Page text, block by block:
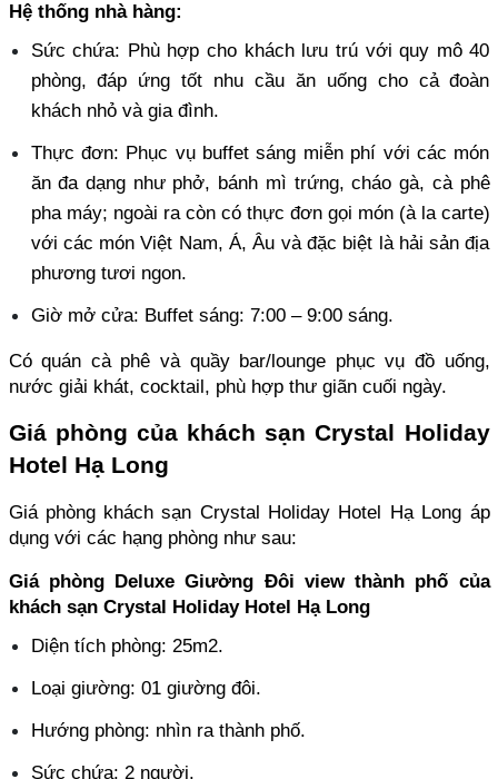
Hệ thống nhà hàng:
Sức chứa: Phù hợp cho khách lưu trú với quy mô 40
phòng, đáp ứng tốt nhu cầu ăn uống cho cả đoàn
khách nhỏ và gia đình.
Thực đơn: Phục vụ buffet sáng miễn phí với các món
ăn đa dạng như phở, bánh mì trứng, cháo gà, cà phê
pha máy; ngoài ra còn có thực đơn gọi món (à la carte)
với các món Việt Nam, Á, Âu và đặc biệt là hải sản địa
phương tươi ngon.
Giờ mở cửa: Buffet sáng: 7:00 – 9:00 sáng.
Có quán cà phê và quầy bar/lounge phục vụ đồ uống,
nước giải khát, cocktail, phù hợp thư giãn cuối ngày.
Giá phòng của khách sạn Crystal Holiday
Hotel Hạ Long
Giá phòng khách sạn Crystal Holiday Hotel Hạ Long áp
dụng với các hạng phòng như sau:
Giá phòng Deluxe Giường Đôi view thành phố của
khách sạn Crystal Holiday Hotel Hạ Long
Diện tích phòng: 25m2.
Loại giường: 01 giường đôi.
Hướng phòng: nhìn ra thành phố.
Sức chứa: 2 người.